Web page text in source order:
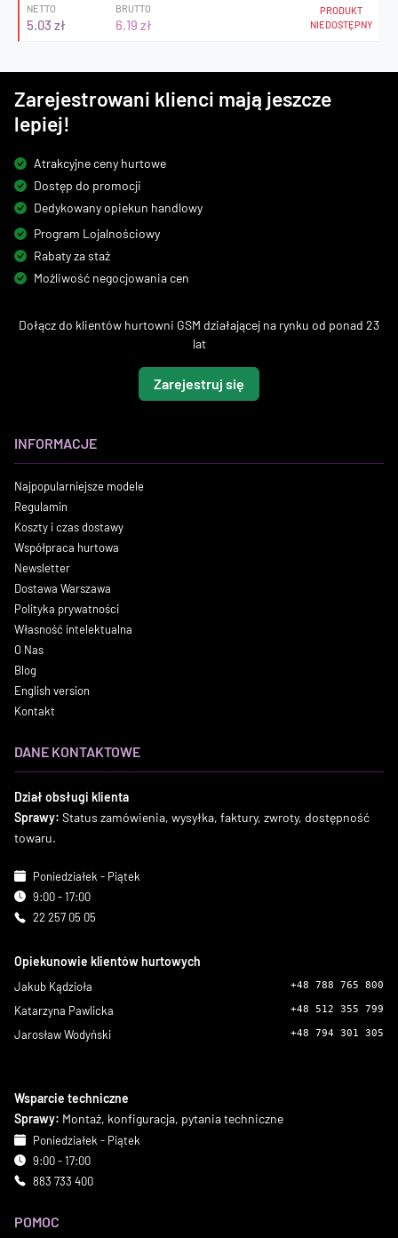
NETTO
5.03 zł
BRUTTO
6.19 zł
PRODUKT
NIEDOSTĘPNY
Zarejestrowani klienci mają jeszcze
lepiej!
Atrakcyjne ceny hurtowe
Dostęp do promocji
Dedykowany opiekun handlowy
Program Lojalnościowy
Rabaty za staż
Możliwość negocjowania cen
Dołącz do klientów hurtowni GSM działającej na rynku od ponad 23
lat
Zarejestruj się
INFORMACJE
Najpopularniejsze modele
Regulamin
Koszty i czas dostawy
Współpraca hurtowa
Newsletter
Dostawa Warszawa
Polityka prywatności
Własność intelektualna
O Nas
Blog
English version
Kontakt
DANE KONTAKTOWE
Dział obsługi klienta
Sprawy: Status zamówienia, wysyłka, faktury, zwroty, dostępność
towaru.
Poniedziałek - Piątek
9:00 - 17:00
22 257 05 05
Opiekunowie klientów hurtowych
Jakub Kądzioła +48 788 765 800
Katarzyna Pawlicka +48 512 355 799
Jarosław Wodyński +48 794 301 305
Wsparcie techniczne
Sprawy: Montaż, konfiguracja, pytania techniczne
Poniedziałek - Piątek
9:00 - 17:00
883 733 400
POMOC